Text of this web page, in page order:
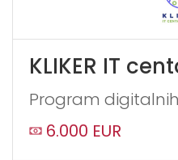
KLIKER IT
Program
6.000 EUR